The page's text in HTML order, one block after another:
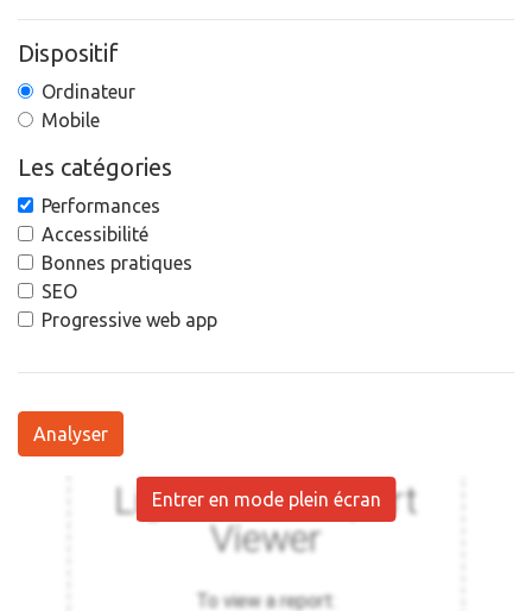
Dispositif
Ordinateur
Mobile
Les catégories
Performances
Accessibilité
Bonnes pratiques
SEO
Progressive web app
Analyser
Entrer en mode plein écran